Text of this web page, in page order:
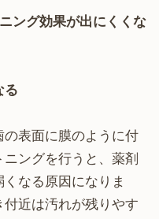
ング効果が出にくくな
る
表面に膜のように付
ングを行うと、薬剤
なる原因になりま
近は汚れが残りやす